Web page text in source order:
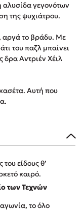
«το πρόβλημα»
αλυσίδα γεγονότων
της ψυχιάτρου.
αργά το βράδυ. Με
του παζλ μπαίνει
δρα Αντριέν Χέιλ
κασέτα. Αυτή που
είδους θ’
καιρό.
των Τεχνών
το όλο